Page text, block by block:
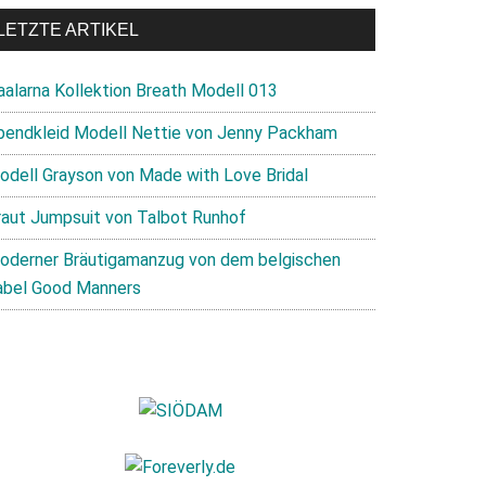
LETZTE ARTIKEL
Kollektion Breath Modell 013
Modell Nettie von Jenny Packham
Grayson von Made with Love Bridal
Jumpsuit von Talbot Runhof
Bräutigamanzug von dem belgischen
Good Manners